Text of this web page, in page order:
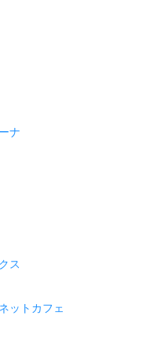
ナ
ス
ットカフェ